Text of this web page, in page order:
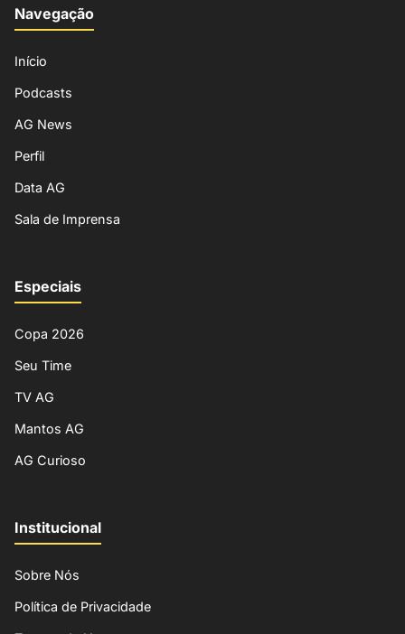
Navegação
Início
Podcasts
AG News
Perfil
Data AG
Sala de Imprensa
Especiais
Copa 2026
Seu Time
TV AG
Mantos AG
AG Curioso
Institucional
Sobre Nós
Política de Privacidade